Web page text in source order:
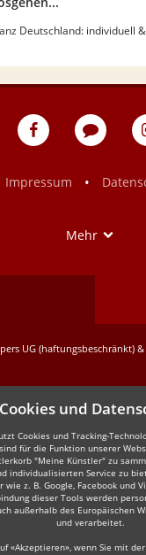
Deutschland: individuell
eventpeppers
Blog
Impressum
•
Mehr
UG (haftungsbeschränkt) &
Cookies und
Cookies und Tracking-
für die Funktion unserer
"Meine Künstler" zu
individualisierten Service zu
z. B. Google, Facebook und
dieser Tools werden
außerhalb des Europäischen
und verarbeitet.
«Akzeptieren», wenn Sie mit